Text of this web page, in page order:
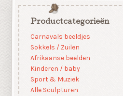
Productcategorieën
Carnavals beeldjes
Sokkels / Zuilen
Afrikaanse beelden
Kinderen / baby
Sport & Muziek
Alle Sculpturen